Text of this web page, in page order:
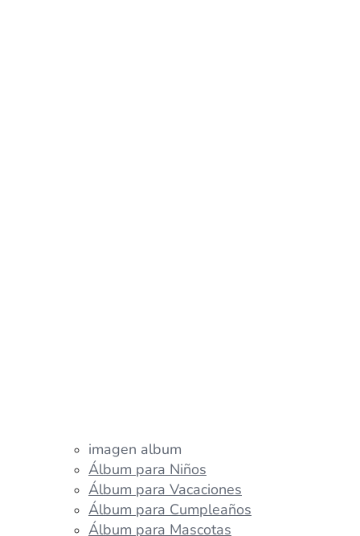
imagen album
Álbum para Niños
Álbum para Vacaciones
Álbum para Cumpleaños
Álbum para Mascotas